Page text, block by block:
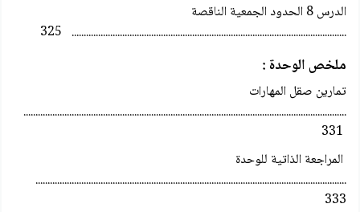
الدرس 8 الحدود الجمعية الناقصة
.................................................................................................................. 325
ملخص الوحدة :
تمارين صقل المهارات
......................................................................................................................................
المراجعة الذاتية للوحدة
.................................................................................................................................
333